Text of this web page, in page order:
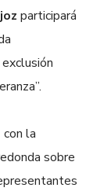
participará
la
sobre